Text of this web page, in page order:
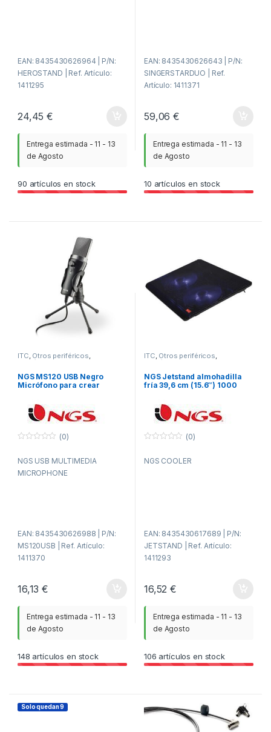
EAN: 8435430626964 | P/N:
HEROSTAND | Ref. Artículo:
1411295
24,45€
Entrega estimada - 11 - 13
de Agosto
90 artículos en stock
EAN: 8435430626643 | P/N:
SINGERSTARDUO | Ref.
Artículo: 1411371
59,06€
Entrega estimada - 11 - 13
de Agosto
10 artículos en stock
ITC, Otros periféricos,
Periféricos
NGS MS120 USB Negro
Micrófono para crear
u
r
(0)
NGS USB MULTIMEDIA
MICROPHONE
EAN: 8435430626988 | P/N:
MS120USB | Ref. Artículo:
1411370
16,13€
Entrega estimada - 11 - 13
de Agosto
148 artículos en stock
ITC, Otros periféricos,
Periféricos
NGS Jetstand almohadilla
fría 39,6 cm (15.6″) 1000
u
(0)
NGS COOLER
EAN: 8435430617689 | P/N:
JETSTAND | Ref. Artículo:
1411293
16,52€
Entrega estimada - 11 - 13
de Agosto
106 artículos en stock
Solo quedan 9